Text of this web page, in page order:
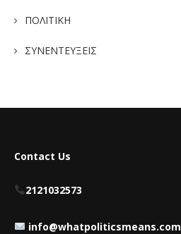
ΠΟΛΙΤΙΚΗ
ΣΥΝΕΝΤΕΥΞΕΙΣ
Contact Us
2121032573
info@whatpoliticsmeans.com